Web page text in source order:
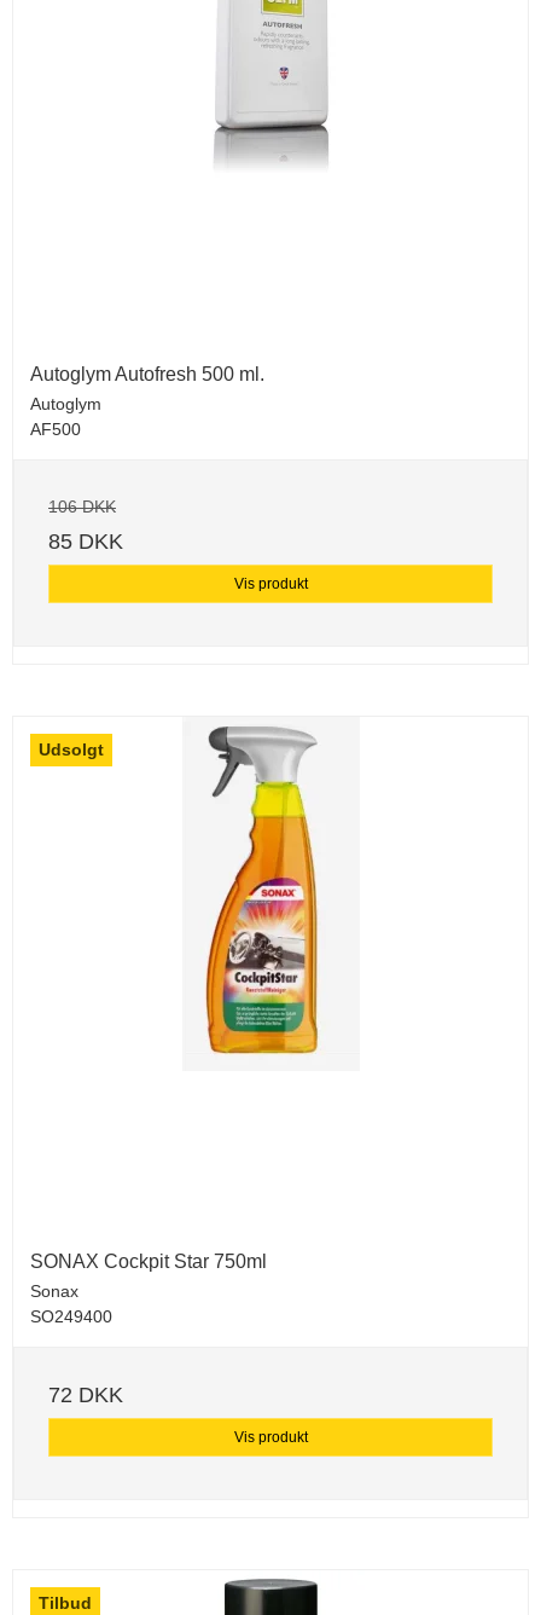
Autoglym Autofresh 500 ml.
Autoglym
AF500
106 DKK
85 DKK
Vis produkt
Udsolgt
SONAX Cockpit Star 750ml
Sonax
SO249400
72 DKK
Vis produkt
Tilbud